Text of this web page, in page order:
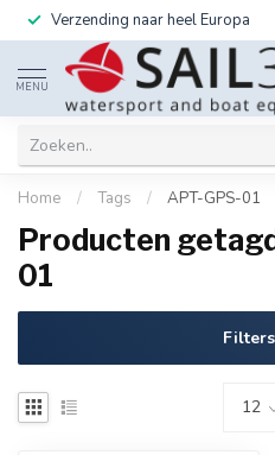
Verzending naar heel Europa
MENU
Home / Tags / APT-GPS-01
Producten
01
Filters